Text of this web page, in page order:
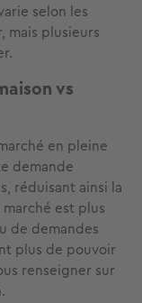
selon les
mais plusieurs
vs
en pleine
demande
réduisant ainsi la
est plus
de demandes
plus de pouvoir
renseigner sur